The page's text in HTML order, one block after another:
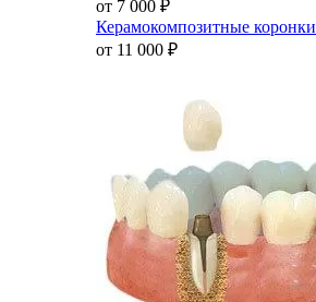
от 7 000 ₽
Керамокомпозитные коронки
от 11 000 ₽